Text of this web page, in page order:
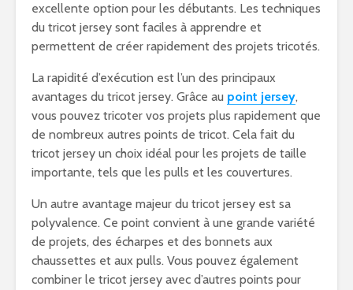
excellente option pour les débutants. Les techniques
du tricot jersey sont faciles à apprendre et
permettent de créer rapidement des projets tricotés.
La rapidité d’exécution est l’un des principaux
avantages du tricot jersey. Grâce au point jersey,
vous pouvez tricoter vos projets plus rapidement que
de nombreux autres points de tricot. Cela fait du
tricot jersey un choix idéal pour les projets de taille
importante, tels que les pulls et les couvertures.
Un autre avantage majeur du tricot jersey est sa
polyvalence. Ce point convient à une grande variété
de projets, des écharpes et des bonnets aux
chaussettes et aux pulls. Vous pouvez également
combiner le tricot jersey avec d’autres points pour